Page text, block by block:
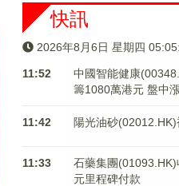
快訊
2026年8月6日 星期四
11:52
中國智能健康
籌1080萬港元 ​​​​​​​盤中
11:42 陽光油砂
11:33
石藥集團
元里程碑付款